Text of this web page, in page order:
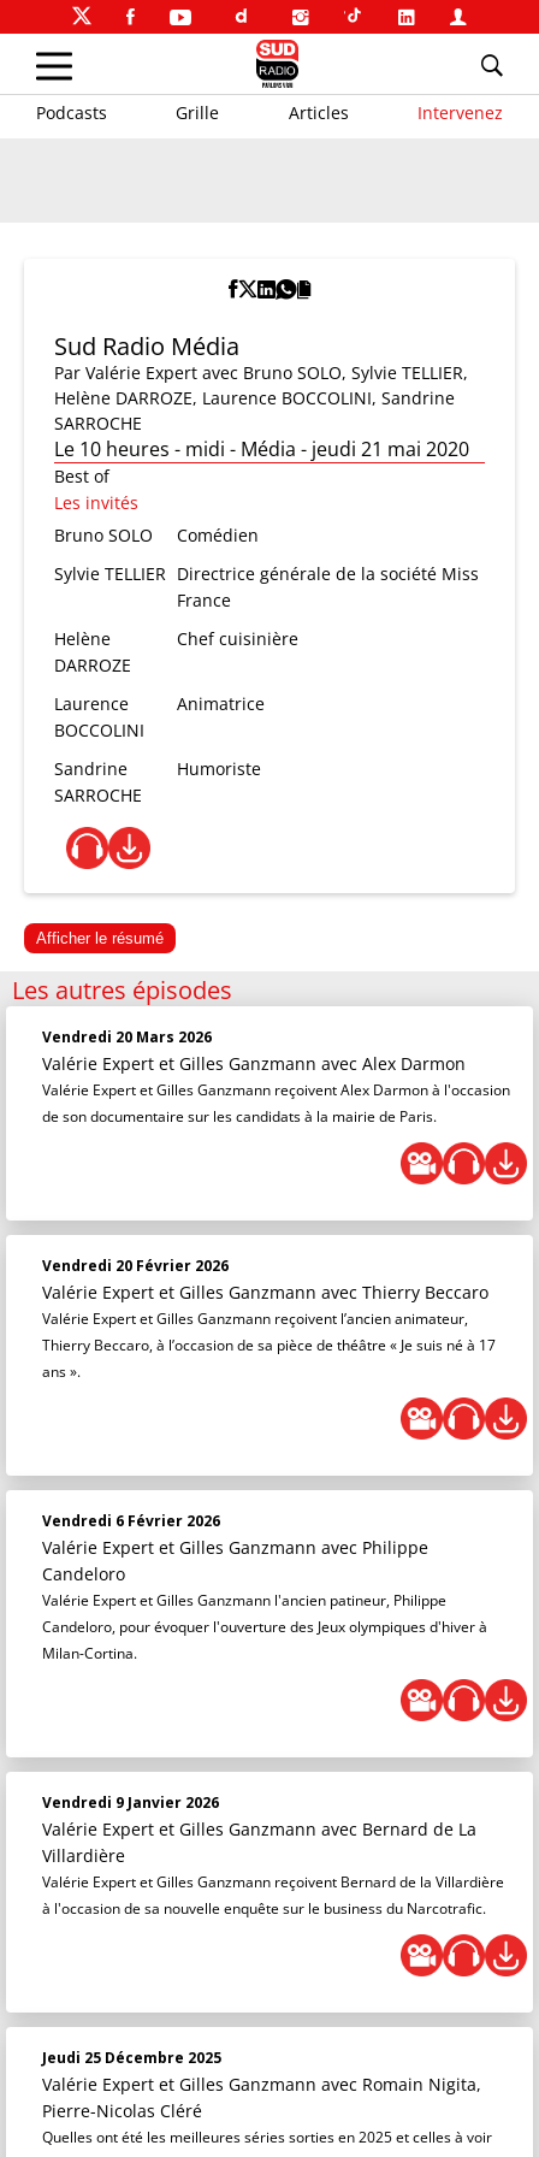
Podcasts Grille Articles Intervenez
Sud Radio Média
Par Valérie Expert avec Bruno SOLO, Sylvie TELLIER,
Helène DARROZE, Laurence BOCCOLINI, Sandrine
SARROCHE
Le 10 heures - midi - Média - jeudi 21 mai 2020
Best of
Les invités
Bruno SOLO
Comédien
Sylvie TELLIER Directrice générale de la société Miss
France
Helène
DARROZE
Chef cuisinière
Laurence
BOCCOLINI
Animatrice
Sandrine
SARROCHE
Humoriste
Afficher le résumé
Les autres épisodes
Vendredi 20 Mars 2026
Valérie Expert et Gilles Ganzmann avec Alex Darmon
Valérie Expert et Gilles Ganzmann reçoivent Alex Darmon à l'occasion
de son documentaire sur les candidats à la mairie de Paris.
Vendredi 20 Février 2026
Valérie Expert et Gilles Ganzmann avec Thierry Beccaro
Valérie Expert et Gilles Ganzmann reçoivent l’ancien animateur,
Thierry Beccaro, à l’occasion de sa pièce de théâtre « Je suis né à 17
ans ».
Vendredi 6 Février 2026
Valérie Expert et Gilles Ganzmann avec Philippe
Candeloro
Valérie Expert et Gilles Ganzmann l'ancien patineur, Philippe
Candeloro, pour évoquer l'ouverture des Jeux olympiques d'hiver à
Milan-Cortina.
Vendredi 9 Janvier 2026
Valérie Expert et Gilles Ganzmann avec Bernard de La
Villardière
Valérie Expert et Gilles Ganzmann reçoivent Bernard de la Villardière
à l'occasion de sa nouvelle enquête sur le business du Narcotrafic.
Jeudi 25 Décembre 2025
Valérie Expert et Gilles Ganzmann avec Romain Nigita,
Pierre-Nicolas Cléré
Quelles ont été les meilleures séries sorties en 2025 et celles à voir